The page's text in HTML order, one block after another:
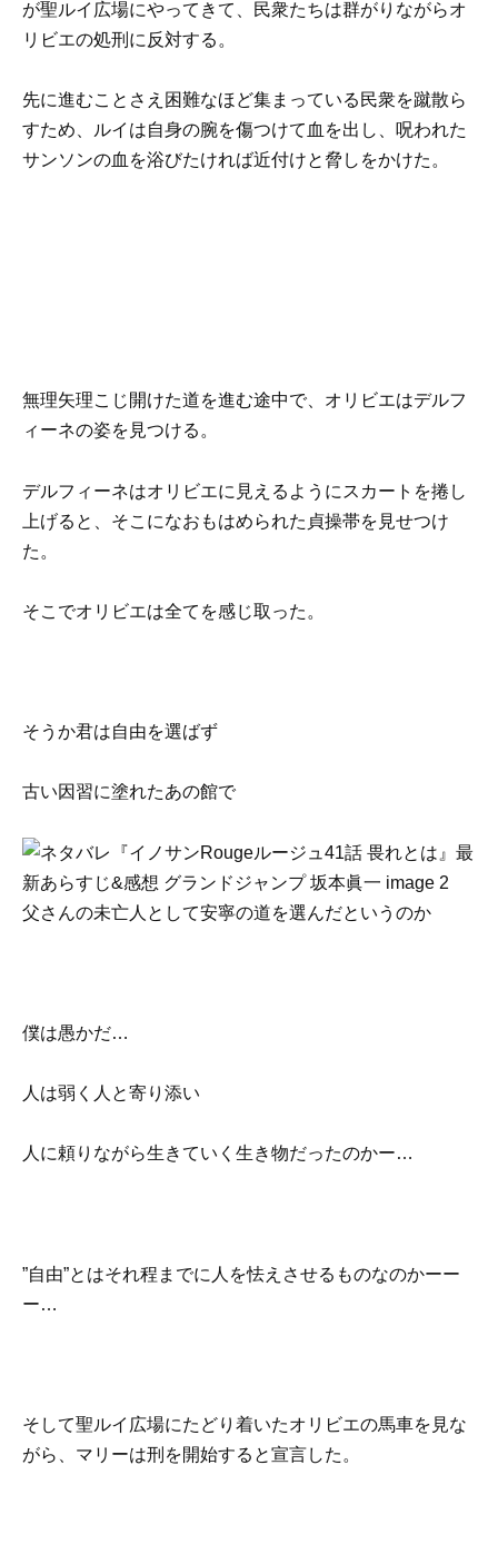
が聖ルイ広場にやってきて、民衆たちは群がりながらオ
リビエの処刑に反対する。
先に進むことさえ困難なほど集まっている民衆を蹴散ら
すため、ルイは自身の腕を傷つけて血を出し、呪われた
サンソンの血を浴びたければ近付けと脅しをかけた。
無理矢理こじ開けた道を進む途中で、オリビエはデルフ
ィーネの姿を見つける。
デルフィーネはオリビエに見えるようにスカートを捲し
上げると、そこになおもはめられた貞操帯を見せつけ
た。
そこでオリビエは全てを感じ取った。
そうか君は自由を選ばず
古い因習に塗れたあの館で
父さんの未亡人として安寧の道を選んだというのか
僕は愚かだ…
人は弱く人と寄り添い
人に頼りながら生きていく生き物だったのかー…
”自由”とはそれ程までに人を怯えさせるものなのかーー
ー…
そして聖ルイ広場にたどり着いたオリビエの馬車を見な
がら、マリーは刑を開始すると宣言した。